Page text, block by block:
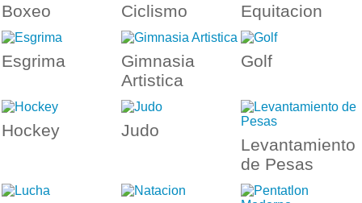
Boxeo Ciclismo Equitacion
Esgrima
Gimnasia
Artistica
Golf
Hockey Judo
Levantamiento
de Pesas